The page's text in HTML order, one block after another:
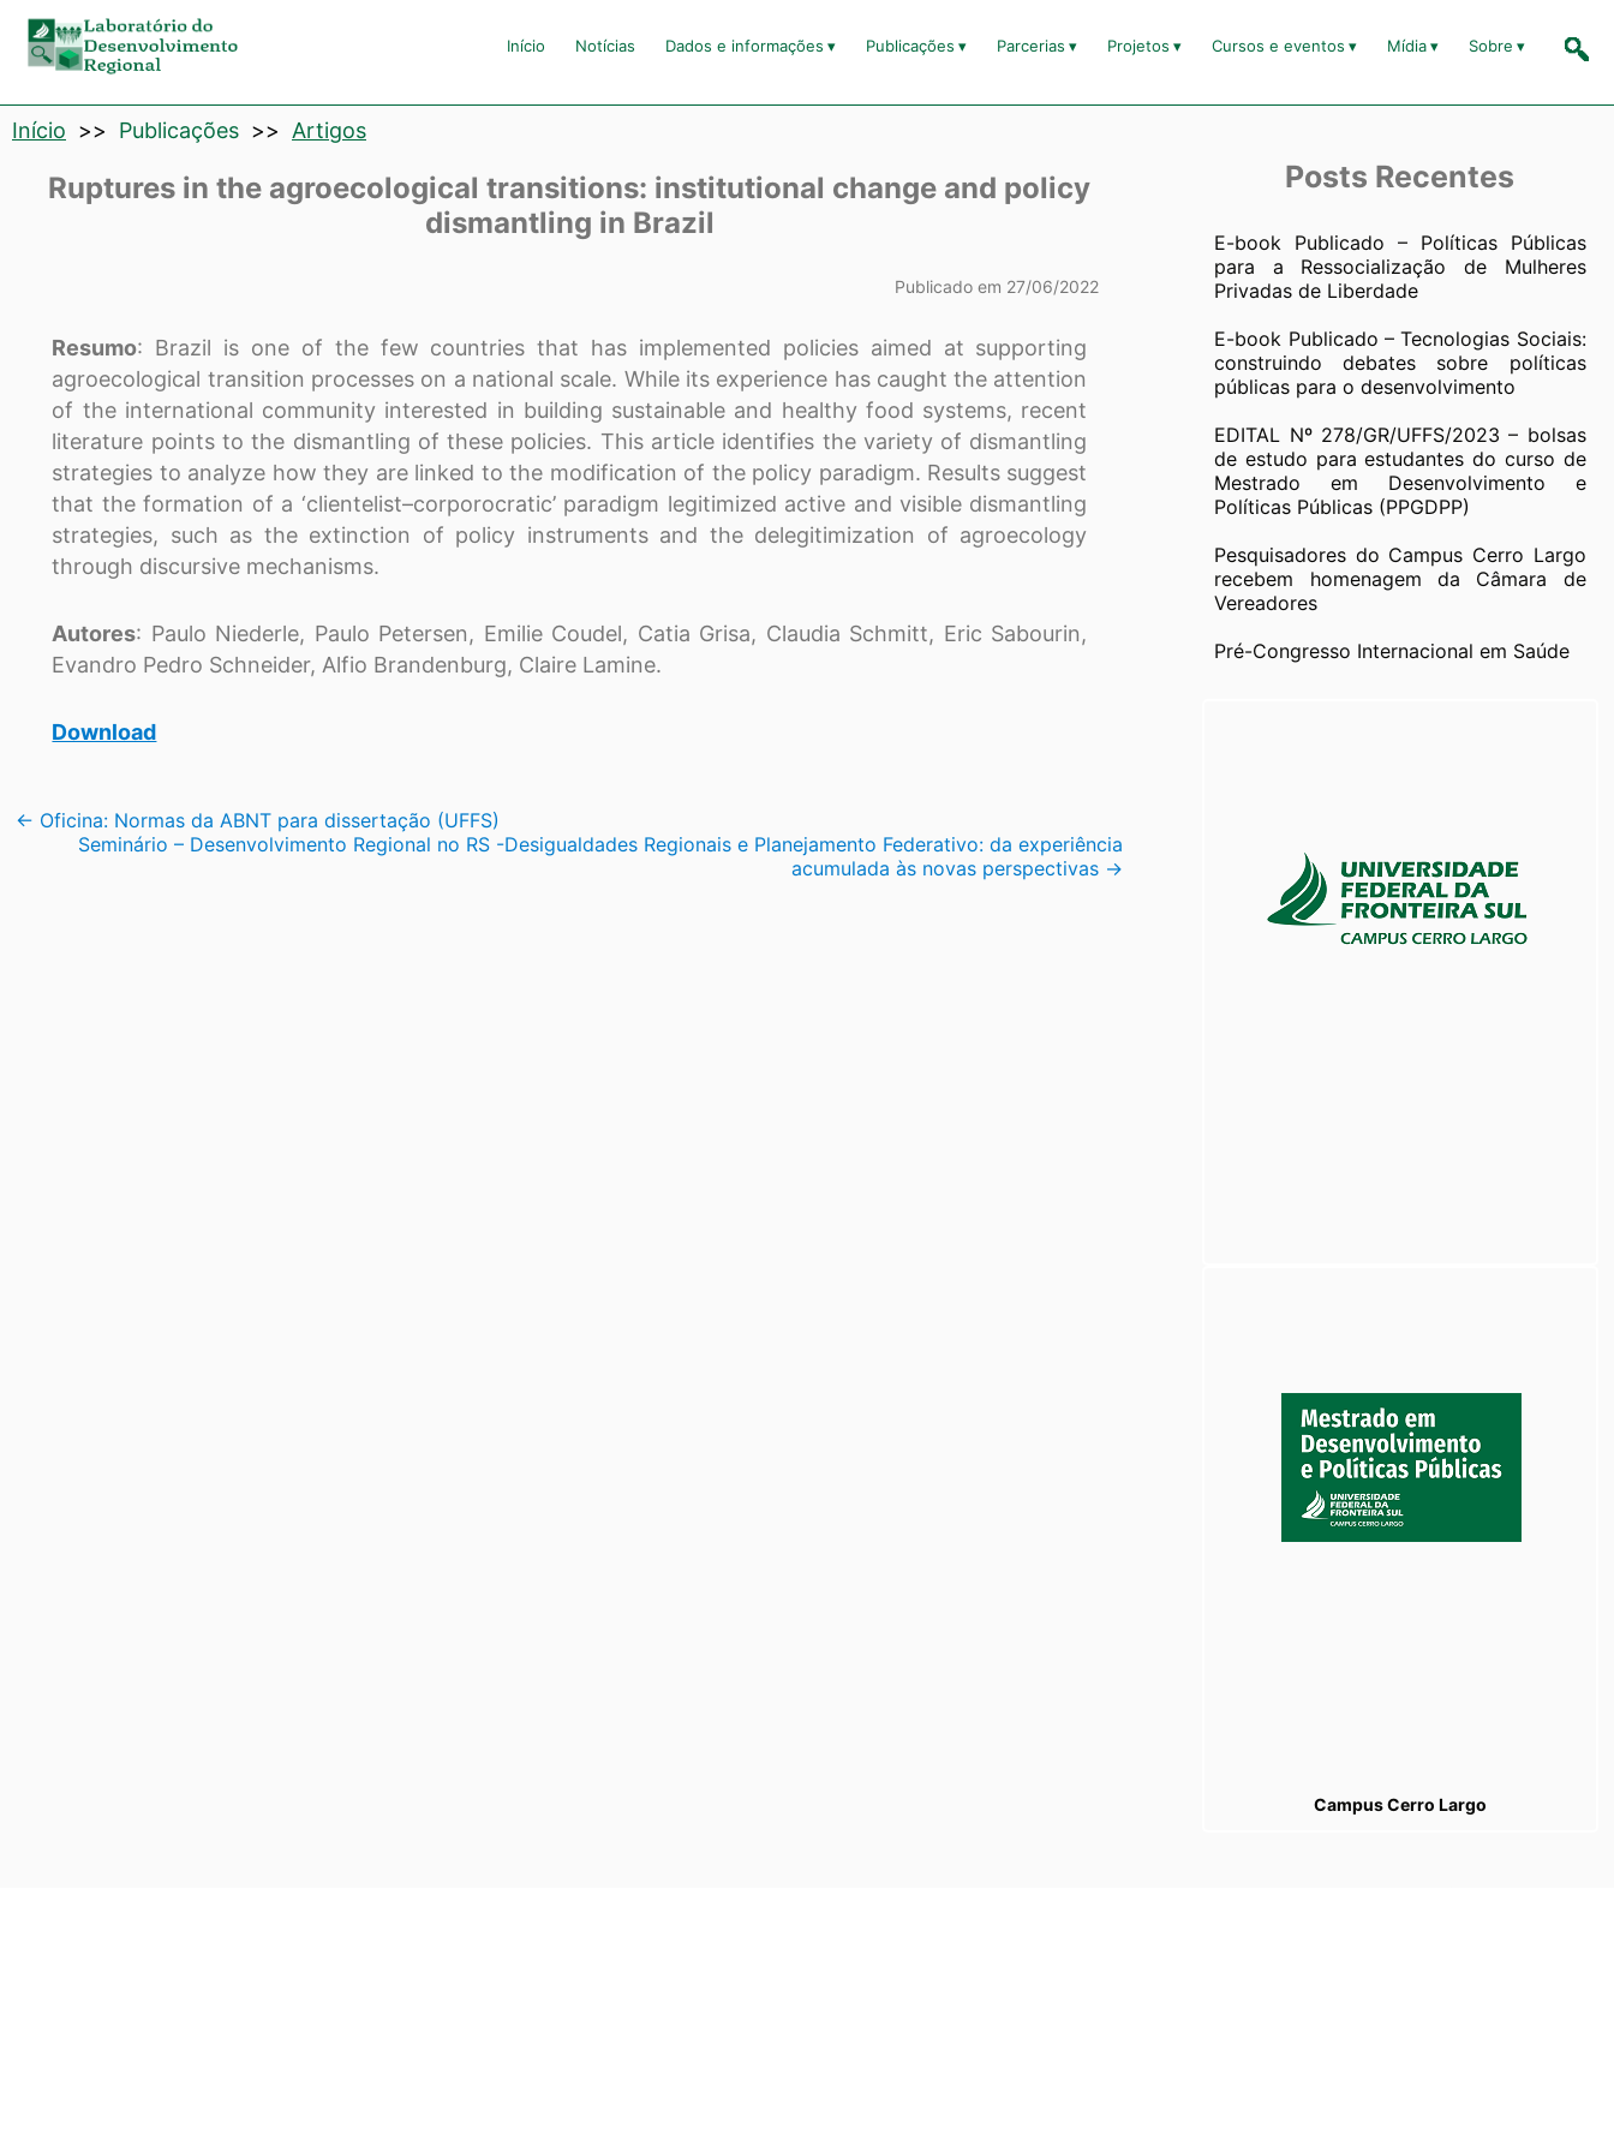
Laboratório
de
Desenvolvimento
Regional
Início Notícias Dados e informações Publicações Parcerias Projetos Cursos e eventos Mídia Sobre
Início >> Publicações >> Artigos
Ruptures in the agroecological transitions: institutional change and policy
dismantling in Brazil
Publicado em 27/06/2022
Resumo: Brazil is one of the few countries that has implemented policies aimed at supporting
agroecological transition processes on a national scale. While its experience has caught the attention
of the international community interested in building sustainable and healthy food systems, recent
literature points to the dismantling of these policies. This article identifies the variety of dismantling
strategies to analyze how they are linked to the modification of the policy paradigm. Results suggest
that the formation of a ‘clientelist–corporocratic’ paradigm legitimized active and visible dismantling
strategies, such as the extinction of policy instruments and the delegitimization of agroecology
through discursive mechanisms.
Autores: Paulo Niederle, Paulo Petersen, Emilie Coudel, Catia Grisa, Claudia Schmitt, Eric Sabourin,
Evandro Pedro Schneider, Alfio Brandenburg, Claire Lamine.
Download
Navegação
← Oficina: Normas da ABNT para dissertação (UFFS)
Seminário – Desenvolvimento Regional no RS -Desigualdades Regionais e Planejamento Federativo: da experiência
acumulada às novas perspectivas →
Posts Recentes
E-book Publicado – Políticas Públicas
para a Ressocialização de Mulheres
Privadas de Liberdade
E-book Publicado – Tecnologias Sociais:
construindo debates sobre políticas
públicas para o desenvolvimento
EDITAL Nº 278/GR/UFFS/2023 – bolsas
de estudo para estudantes do curso de
Mestrado em Desenvolvimento e
Políticas Públicas (PPGDPP)
Pesquisadores do Campus Cerro Largo
recebem homenagem da Câmara de
Vereadores
Pré-Congresso Internacional em Saúde
Campus Cerro Largo